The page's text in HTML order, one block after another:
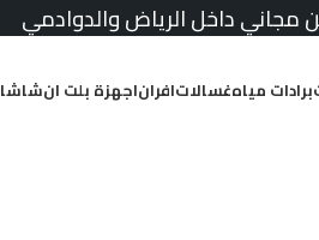
مجاني داخل الرياض والدوادمي
برادات مياهغسالاتافراناجهزة بلت ان